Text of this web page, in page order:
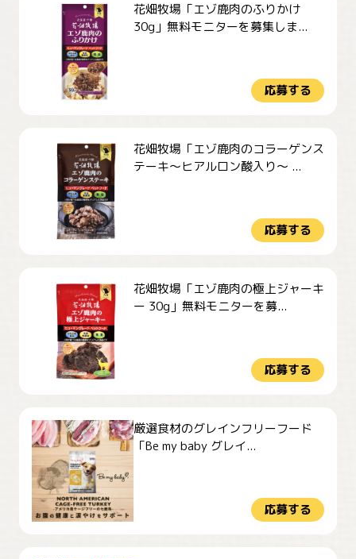
花畑牧場「エゾ鹿肉のふりかけ
30g」無料モニターを募集しま...
応募する
花畑牧場「エゾ鹿肉のコラーゲンス
テーキ～ヒアルロン酸入り～ ...
応募する
花畑牧場「エゾ鹿肉の極上ジャーキ
ー 30g」無料モニターを募...
応募する
厳選食材のグレインフリーフード
「Be my baby グレイ...
応募する